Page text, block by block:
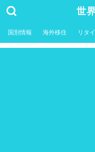
世
国別情報 海外移住 リタ